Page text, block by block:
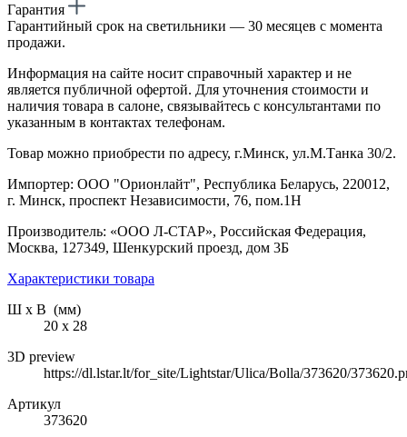
Гарантия
Гарантийный срок на светильники — 30 месяцев с момента
продажи.
Информация на сайте носит справочный характер и не
является публичной офертой. Для уточнения стоимости и
наличия товара в салоне, связывайтесь с консультантами по
указанным в контактах телефонам.
Товар можно приобрести по адресу, г.Минск, ул.М.Танка 30/2.
Импортер: ООО "Орионлайт", Республика Беларусь, 220012,
г. Минск, проспект Независимости, 76, пом.1Н
Производитель: «ООО Л-СТАР», Российская Федерация,
Москва, 127349, Шенкурский проезд, дом 3Б
Характеристики товара
Ш х В (мм)
20 х 28
3D preview
https://dl.lstar.lt/for_site/Lightstar/Ulica/Bolla/373620/
Артикул
373620